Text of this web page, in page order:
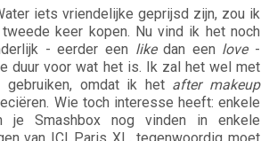
iets vriendelijke geprijsd zijn, zou ik
keer kopen. Nu vind ik het noch
- eerder een likedan een love-
duur voor wat het is. Ik zal het wel met
omdat ik het after makeup
Wie toch interesse heeft: enkele
je Smashbox nog vinden in enkele